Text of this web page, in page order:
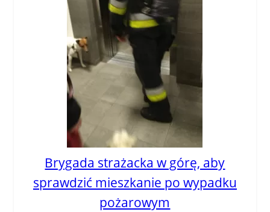
Brygada strażacka w górę, aby
sprawdzić mieszkanie po wypadku
pożarowym